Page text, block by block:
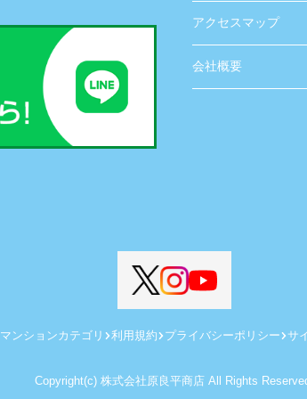
アクセスマップ
会社概要
マンションカテゴリ 利用規約 プライバシーポリシー サ
Copyright(c) 株式会社原良平商店 All Rights